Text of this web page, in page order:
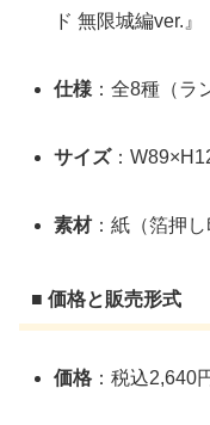
ド 無限城編ver.』
仕様 ：全8種（ラ
サイズ：
素材：紙（箔押し
■ 価格と販売形式
価格 ：税込2,640